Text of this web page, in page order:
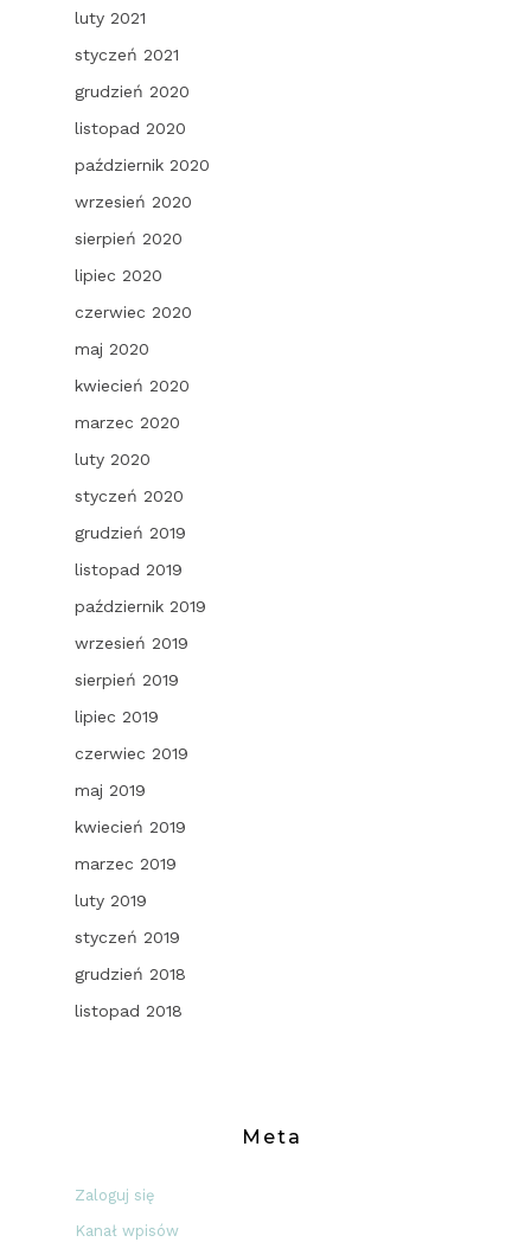
luty 2021
styczeń 2021
grudzień 2020
listopad 2020
październik 2020
wrzesień 2020
sierpień 2020
lipiec 2020
czerwiec 2020
maj 2020
kwiecień 2020
marzec 2020
luty 2020
styczeń 2020
grudzień 2019
listopad 2019
październik 2019
wrzesień 2019
sierpień 2019
lipiec 2019
czerwiec 2019
maj 2019
kwiecień 2019
marzec 2019
luty 2019
styczeń 2019
grudzień 2018
listopad 2018
Meta
Zaloguj się
Kanał wpisów